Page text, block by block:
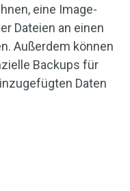
eine Image-
Dateien an einen
Außerdem können
Backups für
Daten